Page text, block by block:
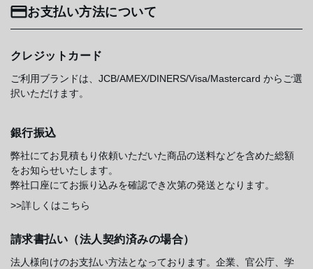
お支払い方法について
クレジットカード
ご利用ブランドは、JCB/AMEX/DINERS/Visa/Mastercard からご選
択いただけます。
銀行振込
弊社にてお見積もり依頼いただいた商品の送料などを含めた総額
をお知らせいたします。
弊社口座にてお振り込みを確認でき次第の発送となります。
>>詳しくはこちら
請求書払い（法人契約済みの場合）
法人様向けのお支払い方法となっております。企業、官公庁、学